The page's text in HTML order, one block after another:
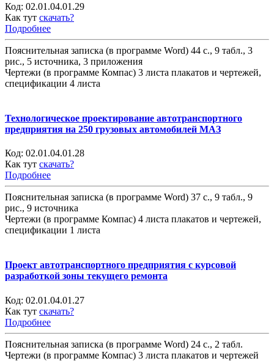
Код: 02.01.04.01.29
Как тут скачать?
Подробнее
Пояснительная записка (в программе Word) 44 с., 9 табл., 3
рис., 5 источника, 3 приложения
Чертежи (в программе Компас) 3 листа плакатов и чертежей,
спецификации 4 листа
Технологическое проектирование автотранспортного
предприятия на 250 грузовых автомобилей МАЗ
Код: 02.01.04.01.28
Как тут скачать?
Подробнее
Пояснительная записка (в программе Word) 37 с., 9 табл., 9
рис., 9 источника
Чертежи (в программе Компас) 4 листа плакатов и чертежей,
спецификации 1 листа
Проект автотранспортного предприятия с курсовой
разработкой зоны текущего ремонта
Код: 02.01.04.01.27
Как тут скачать?
Подробнее
Пояснительная записка (в программе Word) 24 с., 2 табл.
Чертежи (в программе Компас) 3 листа плакатов и чертежей